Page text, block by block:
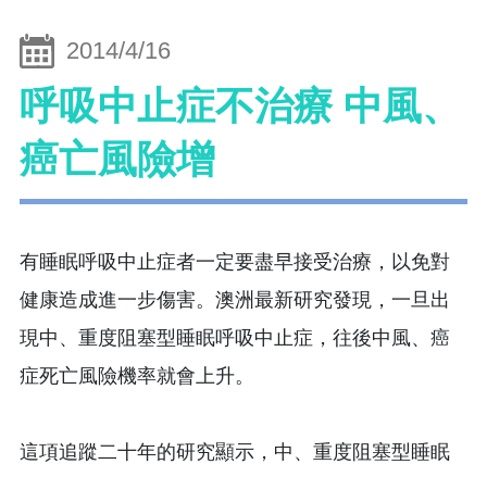
2014/4/16
呼吸中止症不治療 中風、
癌亡風險增
有睡眠呼吸中止症者一定要盡早接受治療，以免對
健康造成進一步傷害。澳洲最新研究發現，一旦出
現中、重度阻塞型睡眠呼吸中止症，往後中風、癌
症死亡風險機率就會上升。
這項追蹤二十年的研究顯示，中、重度阻塞型睡眠